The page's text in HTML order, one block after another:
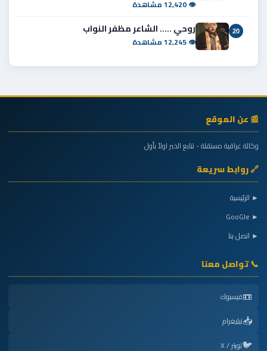
👁 12,420 مشاهدة
20 روحي ..... الشاعر مظفر النواب
👁 12,245 مشاهدة
📰 عن الموقع
وكالة عراقية مستقلة - تتابع الخبر اولاً بأول
🔗 روابط سريعة
► الرئيسية
► GooGle
► اتصل بنا
📞 تواصل معنا
📼فيسبوك
📥تيليغرام
🐦تويتر / X